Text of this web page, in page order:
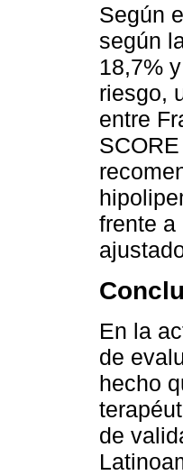
Según
según
18,7%
riesgo,
entre
frente a
En la
de
hecho
de